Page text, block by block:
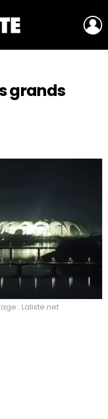
grands
: Laliste.net